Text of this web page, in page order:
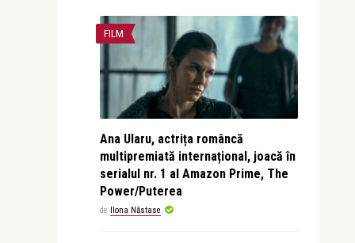
FILM
Ana Ularu, actrița româncă
multipremiată internațional, joacă în
serialul nr. 1 al Amazon Prime, The
Power/Puterea
de Ilona Năstase